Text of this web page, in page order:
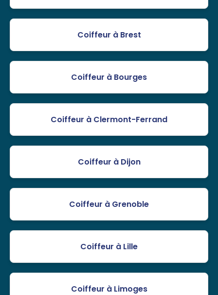
Coiffeur à Brest
Coiffeur à Bourges
Coiffeur à Clermont-Ferrand
Coiffeur à Dijon
Coiffeur à Grenoble
Coiffeur à Lille
Coiffeur à Limoges